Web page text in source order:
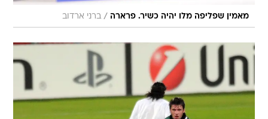
מאמין שפליפה מלו יהיה כשיר. פרארה / ברני ארדוב